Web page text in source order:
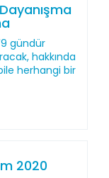
gündür
hakkında
herhangi bir
2020